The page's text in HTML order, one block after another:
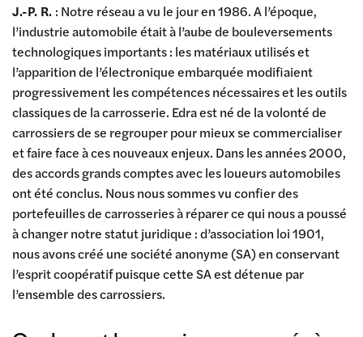
J.-P. R. : Notre réseau a vu le jour en 1986. A l’époque,
l’industrie automobile était à l’aube de bouleversements
technologiques importants : les matériaux utilisés et
l’apparition de l’électronique embarquée modifiaient
progressivement les compétences nécessaires et les outils
classiques de la carrosserie. Edra est né de la volonté de
carrossiers de se regrouper pour mieux se commercialiser
et faire face à ces nouveaux enjeux. Dans les années 2000,
des accords grands comptes avec les loueurs automobiles
ont été conclus. Nous nous sommes vu confier des
portefeuilles de carrosseries à réparer ce qui nous a poussé
à changer notre statut juridique : d’association loi 1901,
nous avons créé une société anonyme (SA) en conservant
l’esprit coopératif puisque cette SA est détenue par
l’ensemble des carrossiers.